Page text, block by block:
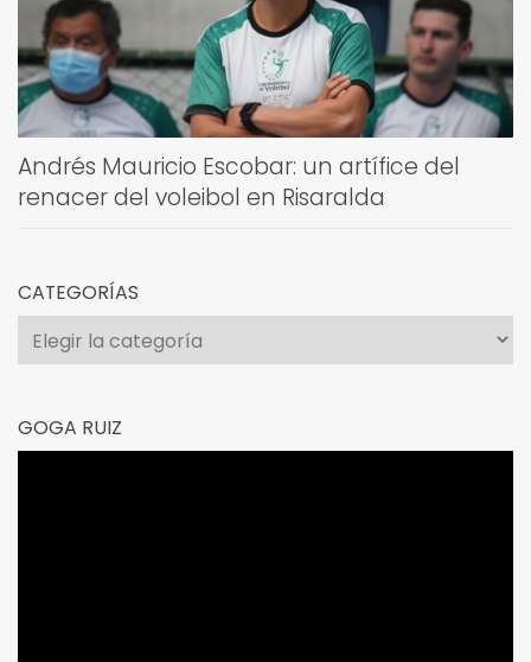
Andrés Mauricio Escobar: un artífice del
renacer del voleibol en Risaralda
CATEGORÍAS
Categorías
GOGA RUIZ